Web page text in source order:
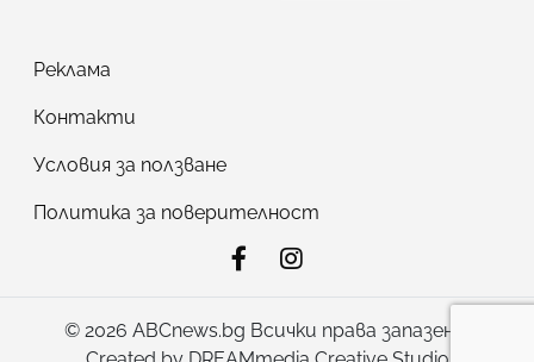
Реклама
Контакти
Условия за ползване
Политика за поверителност
© 2026 ABCnews.bg Всички права запазени!